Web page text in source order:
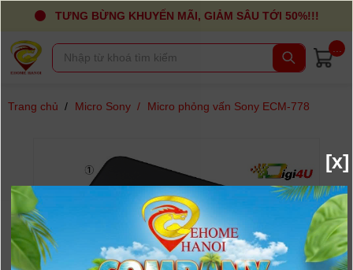
TƯNG BỪNG KHUYẾN MÃI, GIẢM SÂU TỚI 50%!!!
Trang chủ / Micro Sony / Micro phỏng vấn Sony ECM-778
[x]